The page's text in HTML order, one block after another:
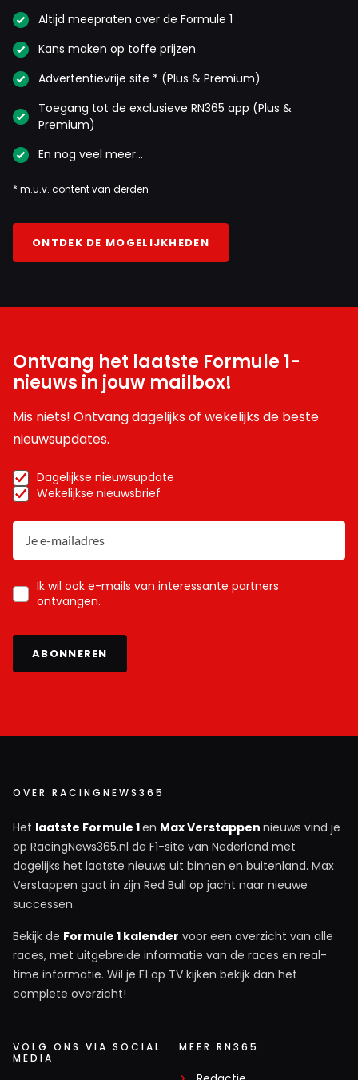
Altijd meepraten over de Formule 1
Kans maken op toffe prijzen
Advertentievrije site * (Plus & Premium)
Toegang tot de exclusieve RN365 app (Plus &
Premium)
En nog veel meer…
* m.u.v. content van derden
ONTDEK DE MOGELIJKHEDEN
Ontvang het laatste Formule 1-
nieuws in jouw mailbox!
Mis niets! Ontvang dagelijks of wekelijks de beste
nieuwsupdates.
Dagelijkse nieuwsupdate
Wekelijkse nieuwsbrief
Ik wil ook e-mails van interessante partners
ontvangen.
ABONNEREN
OVER RACINGNEWS365
Het laatste Formule 1en Max Verstappen nieuws vind je
op RacingNews365.nl de F1-site van Nederland met
dagelijks het laatste nieuws uit binnen en buitenland. Max
Verstappen gaat in zijn Red Bull op jacht naar nieuwe
successen.
Bekijk de Formule 1 kalender voor een overzicht van alle
races, met uitgebreide informatie van de races en real-
time informatie. Wil je F1 op TV kijken bekijk dan het
complete overzicht!
VOLG ONS VIA SOCIAL
MEDIA
MEER RN365